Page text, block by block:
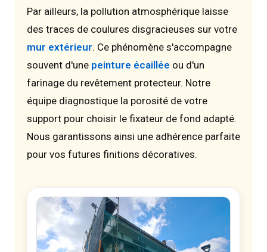
Par ailleurs, la pollution atmosphérique laisse
des traces de coulures disgracieuses sur votre
mur extérieur. Ce phénomène s'accompagne
souvent d'une peinture écaillée ou d'un
farinage du revêtement protecteur. Notre
équipe diagnostique la porosité de votre
support pour choisir le fixateur de fond adapté.
Nous garantissons ainsi une adhérence parfaite
pour vos futures finitions décoratives.